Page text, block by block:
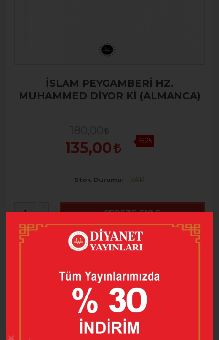
İSLAM PEYGAMBERİ HZ.
MUHAMMED DİYOR Kİ (ALMANCA)
180,00
135,00 %25
Stok Durumu VAR
+
SEPETE EKLE
HEMEN AL
FAVORILERE EKLE FIYATI DÜŞÜNCE HABER VER
YORUMLAR(0)